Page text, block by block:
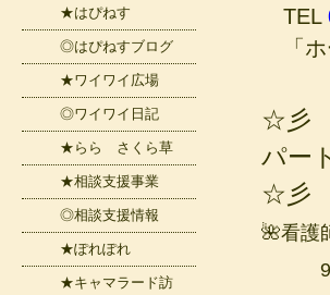
TEL
「
☆彡
パー
☆彡
🌺看護
★はぴねす
◎はぴねすブログ
★ワイワイ広場
◎ワイワイ日記
★らら さくら草
★相談支援事業
◎相談支援情報
★ぽれぽれ
★キャマラード訪